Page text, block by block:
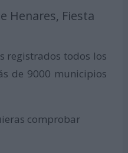
Henares, Fiesta
registrados todos los
de 9000 municipios
comprobar